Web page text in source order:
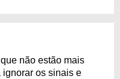
não estão mais
ignorar os sinais e